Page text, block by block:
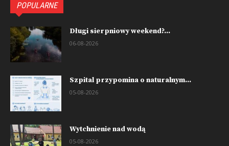
POPULARNE
Długi sierpniowy weekend?...
06-08-2026
Szpital przypomina o naturalnym...
05-08-2026
Wytchnienie nad wodą
05-08-2026